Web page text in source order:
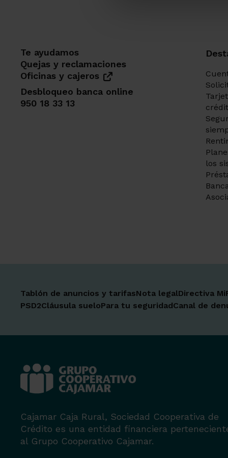
Te ayudamos
Quejas y reclamaciones
Oficinas y cajeros
Desbloqueo banca online
950 18 33 13
los
Tablón de anuncios y tarifasNota legalDirectiva
PSD2Cláusula sueloPara tu seguridadCanal de
Cajamar Caja Rural, Sociedad Cooperativa de
Crédito es una entidad financiera
al Grupo Cooperativo Cajamar.